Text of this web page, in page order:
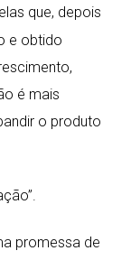
que, depois
e obtido
é mais
o produto
promessa de